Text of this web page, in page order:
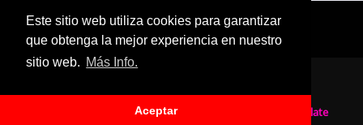
Este sitio web utiliza cookies para garantizar
que obtenga la mejor experiencia en nuestro
sitio web. Más Info.
Aceptar
SoraTemplates| Distributed By Blogger Template